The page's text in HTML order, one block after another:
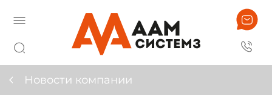
Новости компании